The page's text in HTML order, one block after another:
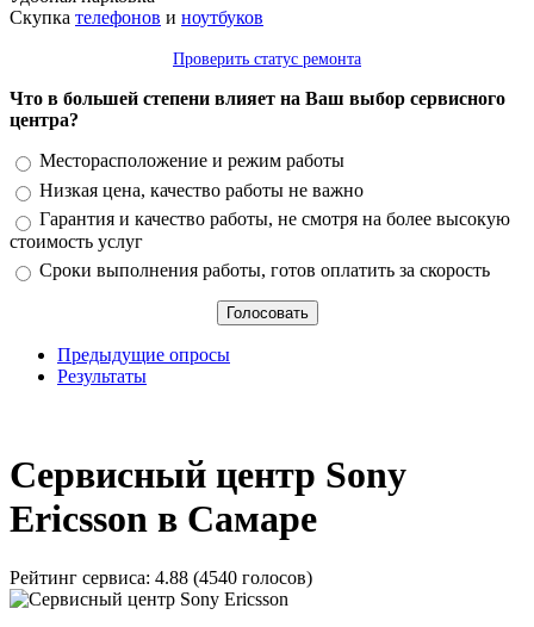
Скупка телефонов и ноутбуков
Проверить статус ремонта
Что в большей степени влияет на Ваш выбор сервисного
центра?
Варианты
Месторасположение и режим работы
Низкая цена, качество работы не важно
Гарантия и качество работы, не смотря на более высокую
стоимость услуг
Сроки выполнения работы, готов оплатить за скорость
Предыдущие опросы
Результаты
Сервисный центр Sony
Ericsson в Самаре
Рейтинг сервиса: 4.88 (4540 голосов)